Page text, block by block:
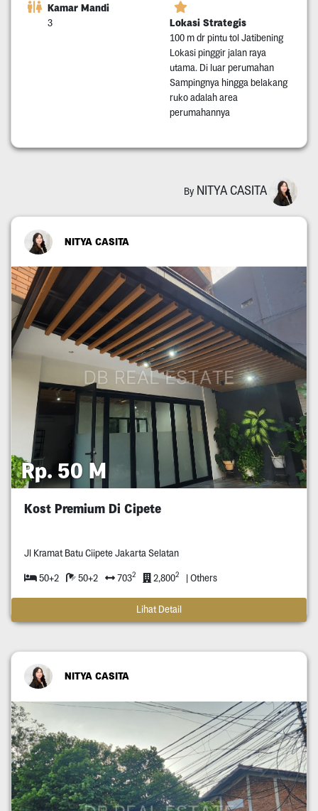
Kamar Mandi
3 Lokasi Strategis
100 m dr pintu tol Jatibening
Lokasi pinggir jalan raya
utama. Di luar perumahan
Sampingnya hingga belakang
ruko adalah area
perumahannya
By NITYA CASITA
NITYA CASITA
Rp. 50 M
Kost Premium Di Cipete
Jl Kramat Batu Ciipete Jakarta Selatan
50+2 50+2 7032 2,8002 | Others
Lihat Detail
NITYA CASITA